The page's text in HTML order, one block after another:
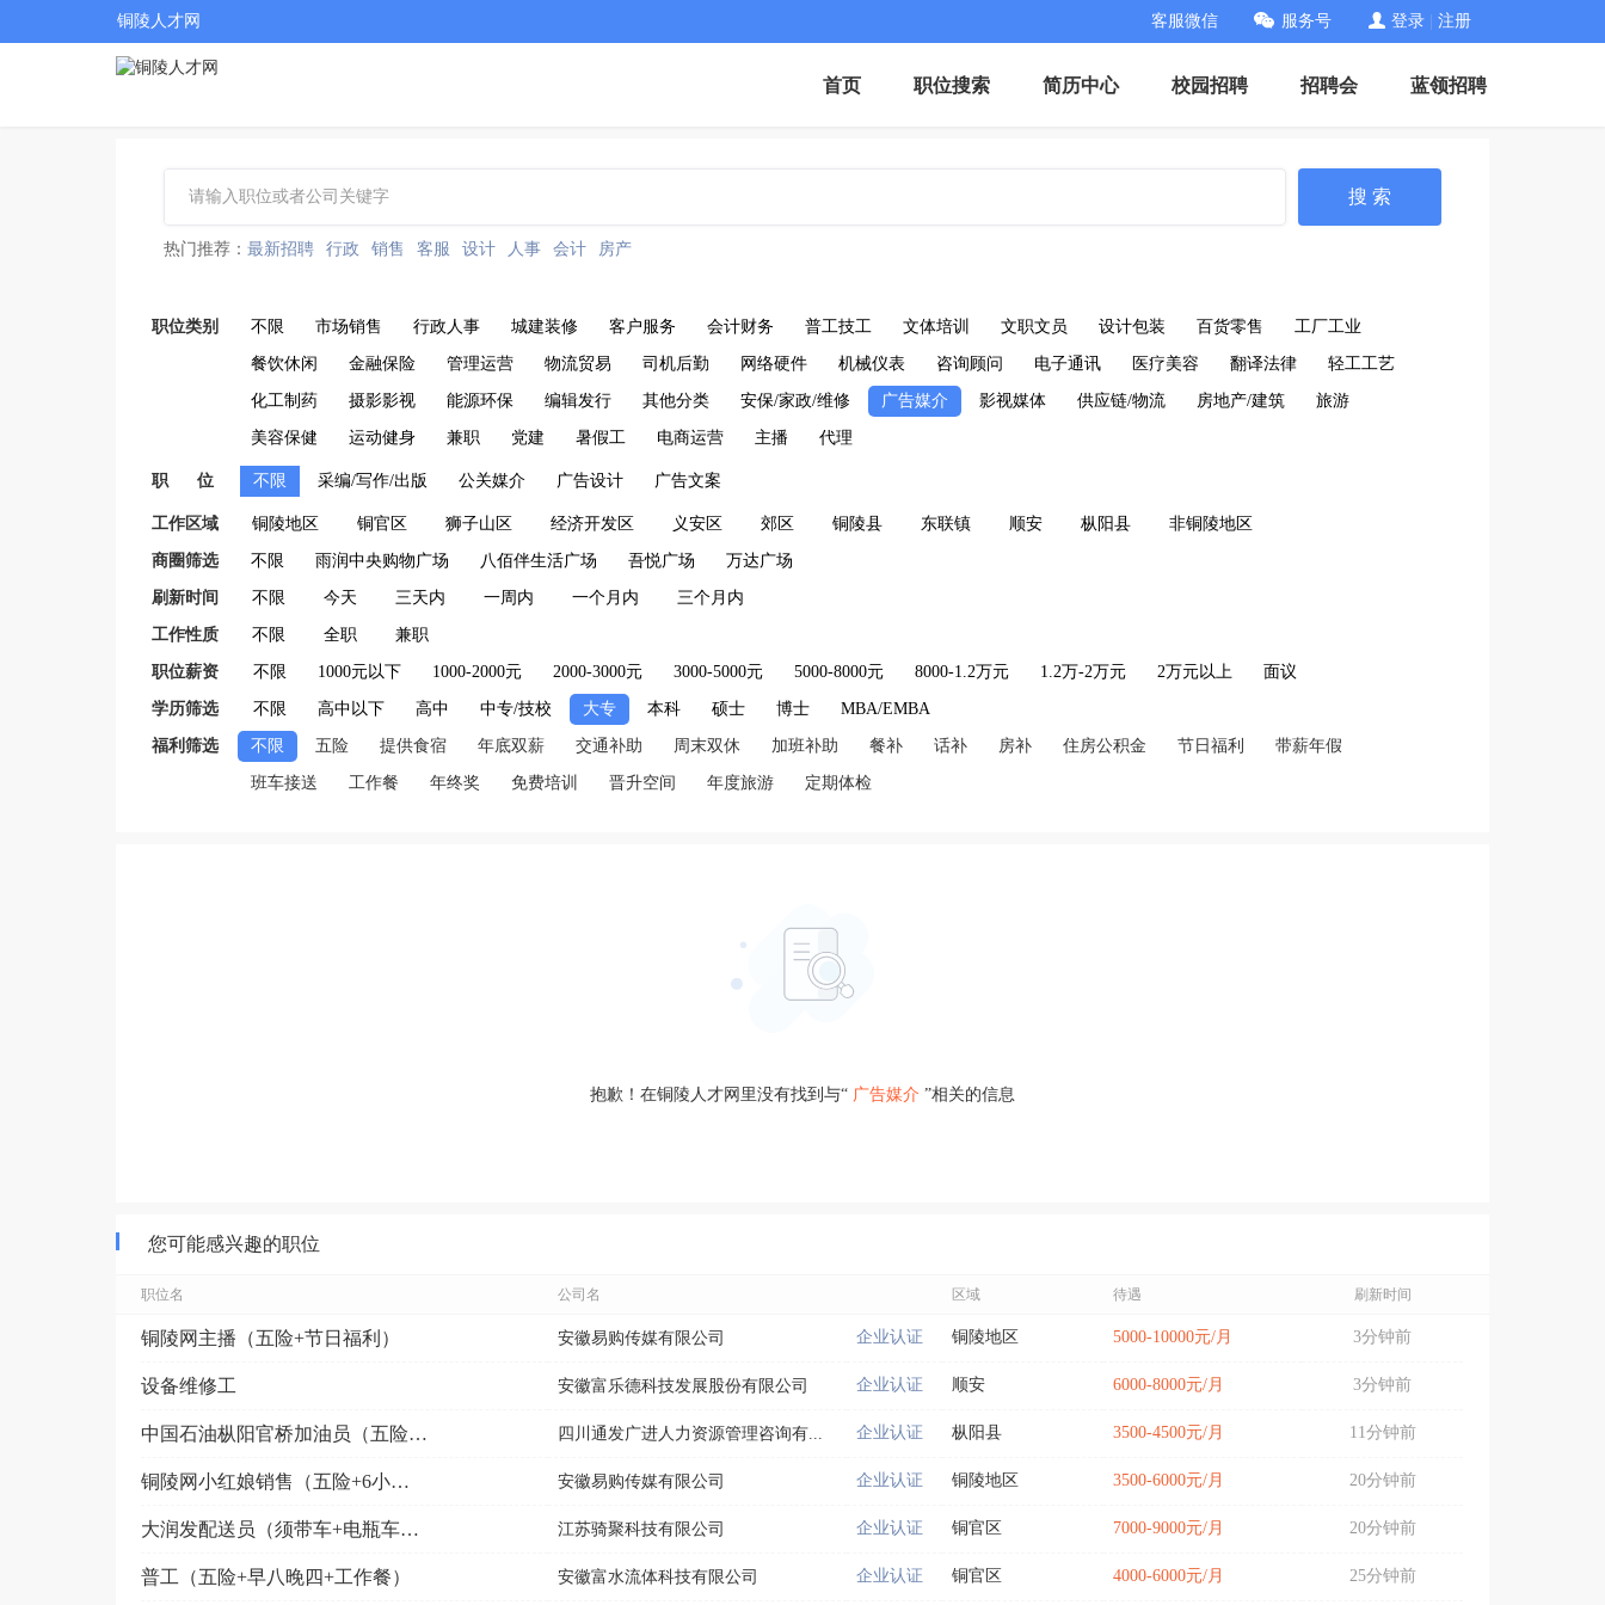
铜陵人才网 客服微信 服务号 登录 注册
首页 职位搜索 简历中心 校园招聘 招聘会 蓝领招聘
搜 索
热门推荐： 最新招聘 行政 销售 客服 设计 人事 会计 房产
职位类别 不限 市场销售 行政人事 城建装修 客户服务 会计财务 普工技工 文体培训 文职文员 设计包装 百货零售 工厂工业
餐饮休闲 金融保险 管理运营 物流贸易 司机后勤 网络硬件 机械仪表 咨询顾问 电子通讯 医疗美容 翻译法律 轻工工艺
化工制药 摄影影视 能源环保 编辑发行 其他分类 安保/家政/维修 广告媒介 影视媒体 供应链/物流 房地产/建筑 旅游
美容保健 运动健身 兼职 党建 暑假工 电商运营 主播 代理
职 位 不限 采编/写作/出版 公关媒介 广告设计 广告文案
工作区域 铜陵地区 铜官区 狮子山区 经济开发区 义安区 郊区 铜陵县 东联镇 顺安 枞阳县 非铜陵地区
商圈筛选 不限 雨润中央购物广场 八佰伴生活广场 吾悦广场 万达广场
刷新时间 不限 今天 三天内 一周内 一个月内 三个月内
工作性质 不限 全职 兼职
职位薪资 不限 1000元以下 1000-2000元 2000-3000元 3000-5000元 5000-8000元 8000-1.2万元 1.2万-2万元 2万元以上 面议
学历筛选 不限 高中以下 高中 中专/技校 大专 本科 硕士 博士 MBA/EMBA
福利筛选 不限 五险 提供食宿 年底双薪 交通补助 周末双休 加班补助 餐补 话补 房补 住房公积金 节日福利 带薪年假
班车接送 工作餐 年终奖 免费培训 晋升空间 年度旅游 定期体检
抱歉！在铜陵人才网里没有找到与“ 广告媒介 ”相关的信息
您可能感兴趣的职位
职位名 公司名 区域 待遇 刷新时间
铜陵网主播（五险+节日福利） 安徽易购传媒有限公司 企业认证 铜陵地区 5000-10000元/月 3分钟前
设备维修工 安徽富乐德科技发展股份有限公司 企业认证 顺安 6000-8000元/月 3分钟前
中国石油枞阳官桥加油员（五险+节日福利+官桥附近） 四川通发广进人力资源管理咨询有... 企业认证 枞阳县 3500-4500元/月 11分钟前
铜陵网小红娘销售（五险+6小时工作制） 安徽易购传媒有限公司 企业认证 铜陵地区 3500-6000元/月 20分钟前
大润发配送员（须带车+电瓶车补贴） 江苏骑聚科技有限公司 企业认证 铜官区 7000-9000元/月 20分钟前
普工（五险+早八晚四+工作餐） 安徽富水流体科技有限公司 企业认证 铜官区 4000-6000元/月 25分钟前